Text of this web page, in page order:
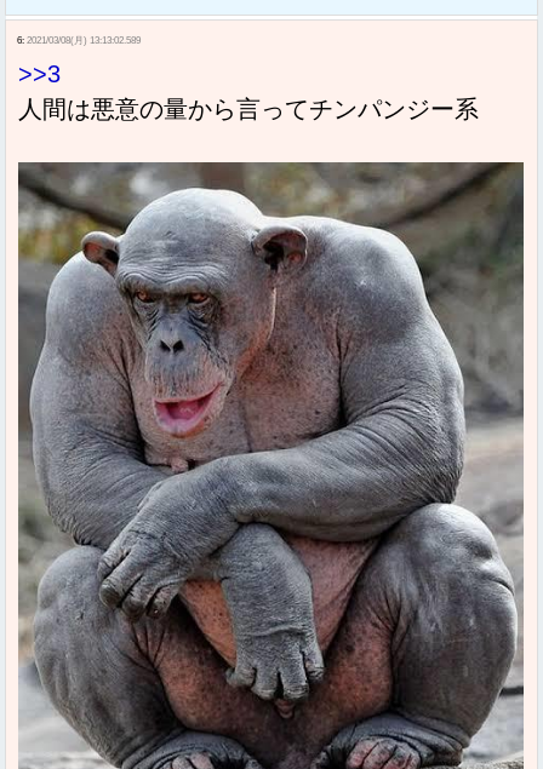
6: 2021/03/08(月) 13:13:02.589
>>3
人間は悪意の量から言ってチンパンジー系